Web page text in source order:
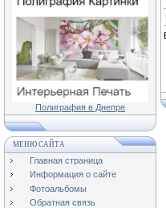
Полиграфия в Днепре
МЕНЮ САЙТА
Главная страница
Информация о сайте
Фотоальбомы
Обратная связь